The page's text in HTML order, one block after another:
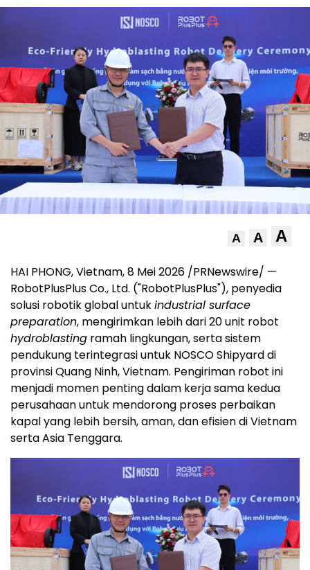
A A A
HAI PHONG, Vietnam,8 Mei 2026 /PRNewswire/ —
RobotPlusPlus Co., Ltd. ("RobotPlusPlus"), penyedia
solusi robotik global untukindustrial surface
preparation, mengirimkan lebih dari 20 unit robot
hydroblasting ramah lingkungan, serta sistem
pendukung terintegrasi untuk NOSCO Shipyard di
provinsi Quang Ninh, Vietnam. Pengiriman robot ini
menjadi momen penting dalam kerja sama kedua
perusahaan untuk mendorong proses perbaikan
kapal yang lebih bersih, aman, dan efisien di Vietnam
serta Asia Tenggara.